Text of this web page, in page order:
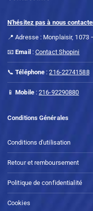
N'hésitez pas à nous
📍 Adresse : Monplaisir, 1073
📧Email :Contact Shopini
📞Téléphone :216-22741588
📱Mobile:216-92290880
Conditions Générales
Conditions d'utilisation
Retour et remboursement
Politique de confidentialité
Cookies